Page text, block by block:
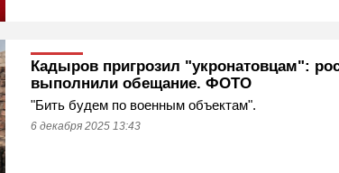
Кадыров пригрозил "укронатовцам":
выполнили обещание. ФОТО
"Бить будем по военным объектам".
6 декабря 2025 13:43